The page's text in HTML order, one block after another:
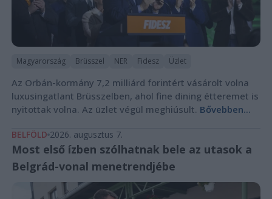
Magyarország Brüsszel NER Fidesz Üzlet
Az Orbán-kormány 7,2 milliárd forintért vásárolt volna
luxusingatlant Brüsszelben, ahol fine dining étteremet is
nyitottak volna. Az üzlet végül meghiúsult. Bővebben...
BELFÖLD 2026. augusztus 7.
Most első ízben szólhatnak bele az utasok a
Belgrád-vonal menetrendjébe